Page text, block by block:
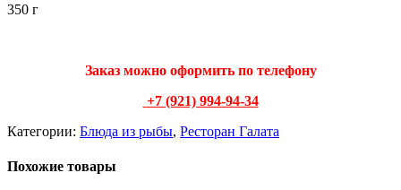
350 г
Заказ можно оформить по телефону
+7 (921) 994-94-34
Категории: Блюда из рыбы, Ресторан Галата
Похожие товары